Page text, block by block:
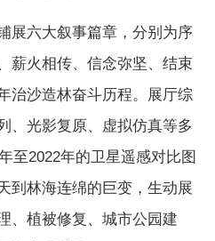
六大叙事篇章，分别为序
薪火相传、信念弥坚、结束
治沙造林奋斗历程。展厅综
、光影复原、虚拟仿真等多
至2022年的卫星遥感对比图
到林海连绵的巨变，生动展
、植被修复、城市公园建